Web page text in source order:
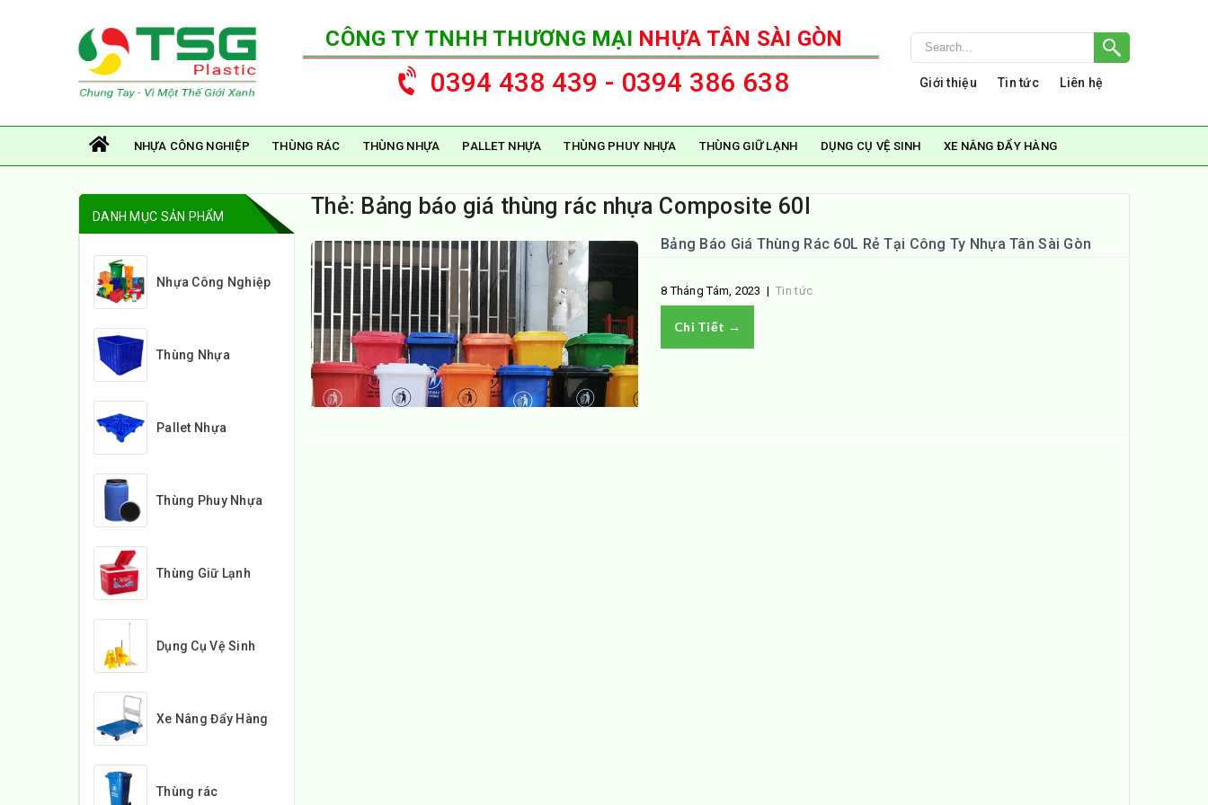
CÔNG TY TNHH THƯƠNG MẠI NHỰA TÂN SÀI GÒN
0394 438 439 - 0394 386 638 Giới thiệu Tin tức Liên hệ
NHỰA CÔNG NGHIỆP THÙNG RÁC THÙNG NHỰA PALLET NHỰA THÙNG PHUY NHỰA THÙNG GIỮ LẠNH DỤNG CỤ VỆ SINH XE NÂNG ĐẨY HÀNG
Thẻ: Bảng báo giá thùng rác nhựa Composite 60l
Bảng Báo Giá Thùng Rác 60L Rẻ Tại Công Ty Nhựa Tân Sài Gòn
8 Tháng Tám, 2023 |Tin tức
Chi Tiết →
DANH MỤC SẢN PHẨM
Nhựa Công Nghiệp
Thùng Nhựa
Pallet Nhựa
Thùng Phuy Nhựa
Thùng Giữ Lạnh
Dụng Cụ Vệ Sinh
Xe Nâng Đẩy Hàng
Thùng rác